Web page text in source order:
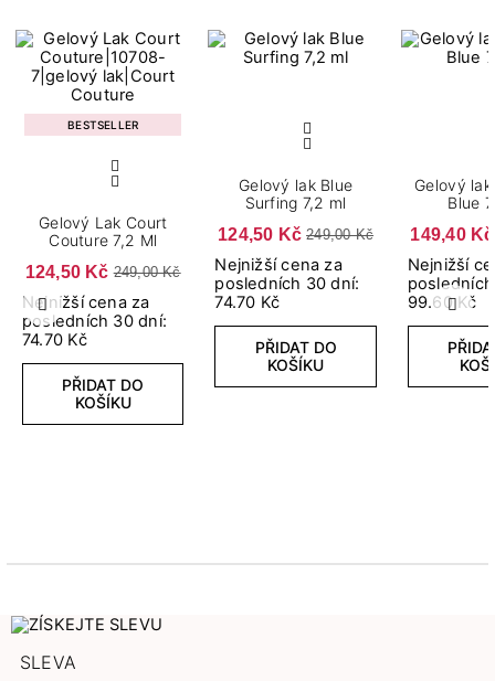
Předchozí Další
BESTSELLER
Gelový Lak Court
Couture 7,2 Ml
124,50 Kč 249,00 Kč
Nejnižší cena za
posledních 30 dní:
74.70 Kč
PŘIDAT DO
KOŠÍKU
Gelový lak Blue
Surfing 7,2 ml
124,50 Kč 249,00 Kč
Nejnižší cena za
posledních 30 dní:
74.70 Kč
PŘIDAT DO
KOŠÍKU
Gelový
Blue
149,40 Kč
Nejnižší
99.60 Kč
SLEVA